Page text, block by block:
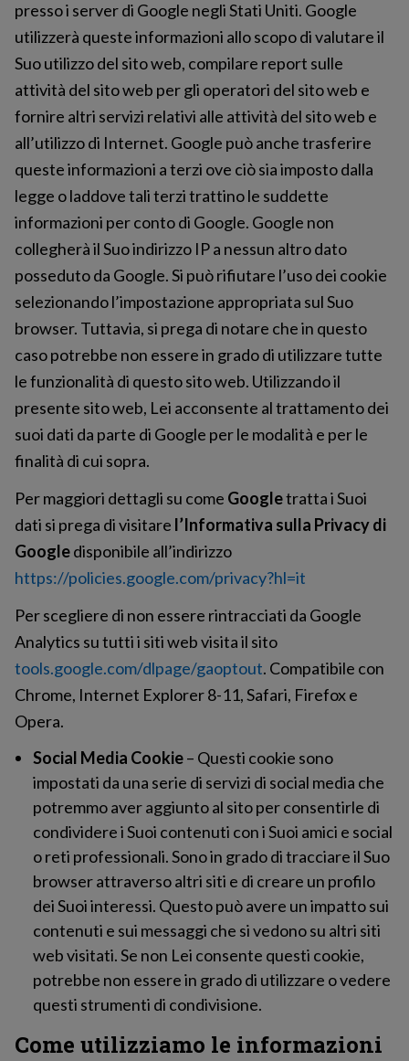
presso i server di Google negli Stati Uniti. Google
utilizzerà queste informazioni allo scopo di valutare il
Suo utilizzo del sito web, compilare report sulle
attività del sito web per gli operatori del sito web e
fornire altri servizi relativi alle attività del sito web e
all’utilizzo di Internet. Google può anche trasferire
queste informazioni a terzi ove ciò sia imposto dalla
legge o laddove tali terzi trattino le suddette
informazioni per conto di Google. Google non
collegherà il Suo indirizzo IP a nessun altro dato
posseduto da Google. Si può rifiutare l’uso dei cookie
selezionando l’impostazione appropriata sul Suo
browser. Tuttavia, si prega di notare che in questo
caso potrebbe non essere in grado di utilizzare tutte
le funzionalità di questo sito web. Utilizzando il
presente sito web, Lei acconsente al trattamento dei
suoi dati da parte di Google per le modalità e per le
finalità di cui sopra.
Per maggiori dettagli su come Googletratta i Suoi
dati si prega di visitare l’Informativa sulla Privacy di
Googledisponibile all’indirizzo
https://policies.google.com/privacy?hl=it
Per scegliere di non essere rintracciati da Google
Analytics su tutti i siti web visita il sito
tools.google.com/dlpage/gaoptout. Compatibile con
Chrome, Internet Explorer 8-11, Safari, Firefox e
Opera.
Social Media Cookie– Questi cookie sono
impostati da una serie di servizi di social media che
potremmo aver aggiunto al sito per consentirle di
condividere i Suoi contenuti con i Suoi amici e social
o reti professionali. Sono in grado di tracciare il Suo
browser attraverso altri siti e di creare un profilo
dei Suoi interessi. Questo può avere un impatto sui
contenuti e sui messaggi che si vedono su altri siti
web visitati. Se non Lei consente questi cookie,
potrebbe non essere in grado di utilizzare o vedere
questi strumenti di condivisione.
Come utilizziamo le informazioni